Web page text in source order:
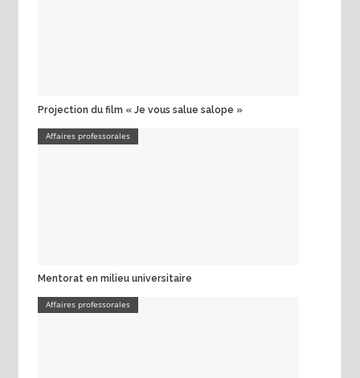
Projection du film « Je vous salue salope »
Affaires professorales
Mentorat en milieu universitaire
Affaires professorales